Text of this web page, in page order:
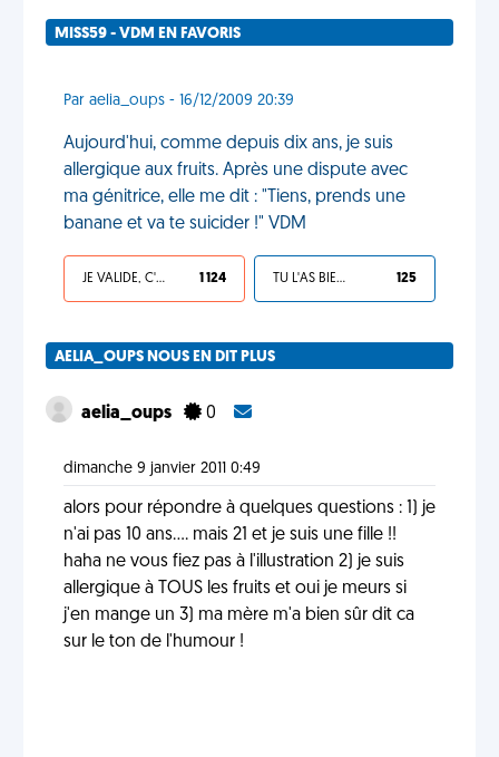
MISS59 - VDM EN FAVORIS
Par aelia_oups - 16/12/2009 20:39
Aujourd'hui, comme depuis dix ans, je suis
allergique aux fruits. Après une dispute avec
ma génitrice, elle me dit : "Tiens, prends une
banane et va te suicider !" VDM
JE VALIDE, C'EST UNE VDM 1 124 TU L'AS BIEN MÉRITÉ 125
AELIA_OUPS NOUS EN DIT PLUS
aelia_oups 0
dimanche 9 janvier 2011 0:49
alors pour répondre à quelques questions : 1) je
n'ai pas 10 ans.... mais 21 et je suis une fille !!
haha ne vous fiez pas à l'illustration 2) je suis
allergique à TOUS les fruits et oui je meurs si
j'en mange un 3) ma mère m'a bien sûr dit ca
sur le ton de l'humour !